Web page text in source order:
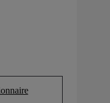
tab)